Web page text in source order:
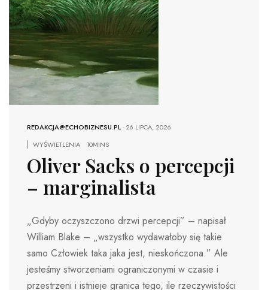
REDAKCJA@ECHOBIZNESU.PL-26 LIPCA, 2026
WYŚWIETLENIA
10MINS
Oliver Sacks o percepcji
– marginalista
„Gdyby oczyszczono drzwi percepcji” – napisał
William Blake – „wszystko wydawałoby się takie
samo Człowiek taka jaka jest, nieskończona.” Ale
jesteśmy stworzeniami ograniczonymi w czasie i
przestrzeni i istnieje granica tego, ile rzeczywistości